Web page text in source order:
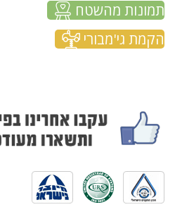
תמונות מהשטח
הקמת גי'מבורי